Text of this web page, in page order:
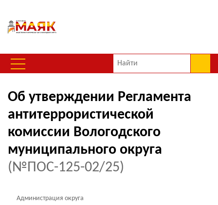
Об утверждении Регламента
антитеррористической
комиссии Вологодского
муниципального округа
(№ПОС-125-02/25)
Администрация округа